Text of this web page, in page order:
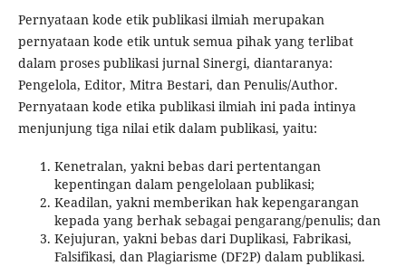
Pernyataan kode etik publikasi ilmiah merupakan
pernyataan kode etik untuk semua pihak yang terlibat
dalam proses publikasi jurnal Sinergi, diantaranya:
Pengelola, Editor, Mitra Bestari, dan Penulis/Author.
Pernyataan kode etika publikasi ilmiah ini pada intinya
menjunjung tiga nilai etik dalam publikasi, yaitu:
Kenetralan, yakni bebas dari pertentangan
kepentingan dalam pengelolaan publikasi;
Keadilan, yakni memberikan hak kepengarangan
kepada yang berhak sebagai pengarang/penulis; dan
Kejujuran, yakni bebas dari Duplikasi, Fabrikasi,
Falsifikasi, dan Plagiarisme (DF2P) dalam publikasi.